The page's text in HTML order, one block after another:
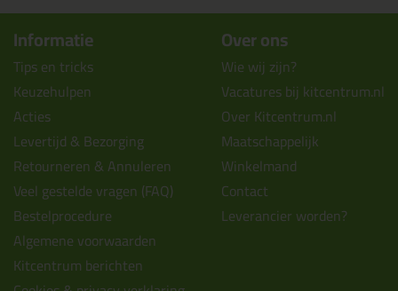
Informatie
Tips en tricks
Keuzehulpen
Acties
Levertijd & Bezorging
Retourneren & Annuleren
Veel gestelde vragen (FAQ)
Bestelprocedure
Algemene voorwaarden
Kitcentrum berichten
Over ons
Wie wij zijn?
Vacatures bij kitcentrum.nl
Over Kitcentrum.nl
Maatschappelijk
Winkelmand
Contact
Leverancier worden?